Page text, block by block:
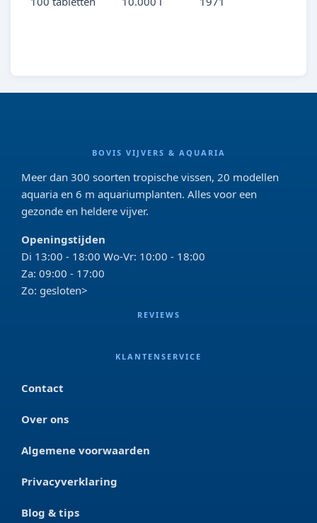
BOVIS VIJVERS & AQUARIA
Meer dan 300 soorten tropische vissen, 20 modellen
aquaria en 6 m aquariumplanten. Alles voor een
gezonde en heldere vijver.
Openingstijden
Di 13:00 - 18:00 Wo-Vr: 10:00 - 18:00
Za: 09:00 - 17:00
Zo: gesloten>
REVIEWS
KLANTENSERVICE
Contact
Over ons
Algemene voorwaarden
Privacyverklaring
Blog & tips